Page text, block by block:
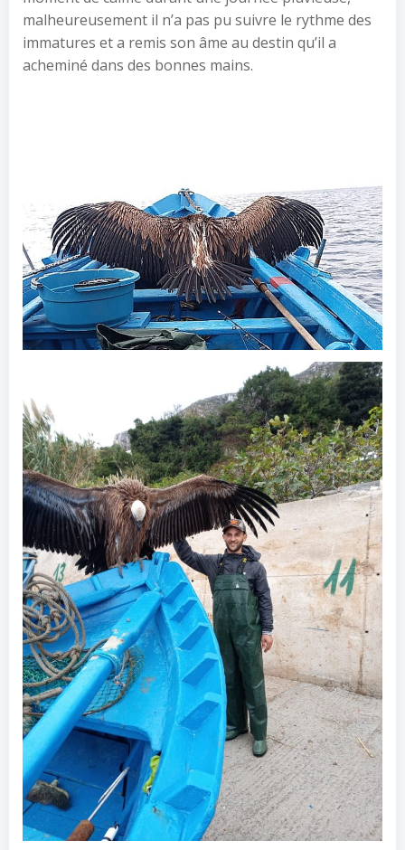
malheureusement il n’a pas pu suivre le rythme des
immatures et a remis son âme au destin qu’il a
acheminé dans des bonnes mains.